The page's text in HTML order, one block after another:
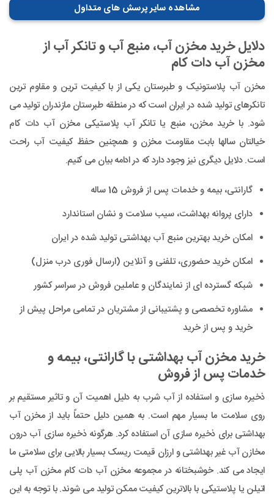
مشاهده سایر پرسش های متداول
دلایل خرید مخزن آب، منبع آب و تانکر آب از
مخزن آب دات کام
مخزن آب پلاستونیک و طبرستان یکی از با کیفیت ترین و مقاوم ترین
تانکرهای تولید شده در ایران است که در منطقه طبرستان مازندران تولید می
شود. با خرید مخزن، منبع یا تانکر آب پلاستیکی مخزن آب دات کام
خیالتان سالها بابت مقاومت مخزن و همچنین حفظ کیفیت آب راحت
است. دلایل دیگری نیز وجود دارد که در ادامه بیان می کنیم.
گارانتی، بیمه و خدمات پس از فروش 15 ساله
دارای پروانه بهداشت، سیب سلامت و نشان استاندارد
امکان خرید بهترین منبع آب بهداشتی تولید شده در ایران
امکان خرید حضوری، تلفنی و آنلاین (ارسال فوری درب منزل)
شبکه گسترده ای از نمایندگان و عاملین فروش در سراسر کشور
مشاوره تخصصی و پشتیبانی از مشتریان در تمامی مراحل پیش از
خرید و پس از خرید
خرید مخزن آب بهداشتی با گارانتی، بیمه و
خدمات پس از فروش
ذخیره سازی و استفاده از آب شرب به دلیل اهمیت آن و تاثیر مستقیم بر
روی سلامت ما بسیار مهم است. به همین دلیل حتماً باید از مخزن آب
بهداشتی برای ذخیره سازی آن استفاده کرد. هرگونه ذخیره سازی آب درون
مخازن آب غیر بهداشتی و ارزان قیمت ریسک بسیار بالایی برای سلامتی ما
ایجاد می کند. خوشبختانه در مجموعه مخزن آب دات کام مخزن آب پلی
اتیلن یا پلاستیکی با بالاترین کیفیت ممکن تولید می شوند. با توجه به این